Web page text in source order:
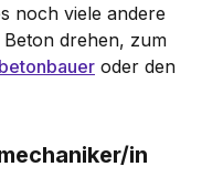
noch viele andere
drehen, zum
oder den
in